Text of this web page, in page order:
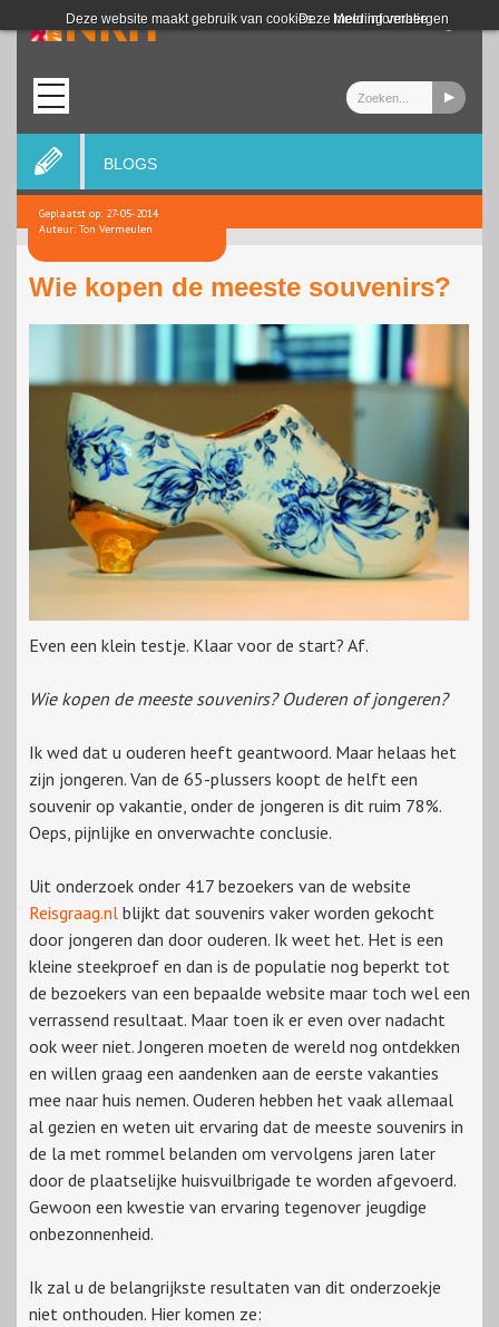
Deze website maakt gebruik van cookies. Meer informatie
Deze melding verbergen
Login
BLOGS
Geplaatst op: 27-05-2014
Auteur: Ton Vermeulen
Wie kopen de meeste souvenirs?
Even een klein testje. Klaar voor de start? Af.
Wie kopen de meeste souvenirs? Ouderen of jongeren?
Ik wed dat u ouderen heeft geantwoord. Maar helaas het
zijn jongeren. Van de 65-plussers koopt de helft een
souvenir op vakantie, onder de jongeren is dit ruim 78%.
Oeps, pijnlijke en onverwachte conclusie.
Uit onderzoek onder 417 bezoekers van de website
Reisgraag.nl blijkt dat souvenirs vaker worden gekocht
door jongeren dan door ouderen. Ik weet het. Het is een
kleine steekproef en dan is de populatie nog beperkt tot
de bezoekers van een bepaalde website maar toch wel een
verrassend resultaat. Maar toen ik er even over nadacht
ook weer niet. Jongeren moeten de wereld nog ontdekken
en willen graag een aandenken aan de eerste vakanties
mee naar huis nemen. Ouderen hebben het vaak allemaal
al gezien en weten uit ervaring dat de meeste souvenirs in
de la met rommel belanden om vervolgens jaren later
door de plaatselijke huisvuilbrigade te worden afgevoerd.
Gewoon een kwestie van ervaring tegenover jeugdige
onbezonnenheid.
Ik zal u de belangrijkste resultaten van dit onderzoekje
niet onthouden. Hier komen ze: